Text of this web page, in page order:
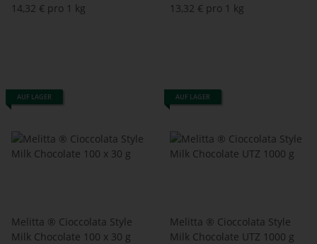
14,32 € pro 1 kg
13,32 € pro 1 kg
AUF LAGER
Melitta ® Cioccolata Style
Milk Chocolate 100 x 30 g
AUF LAGER
Melitta ® Cioccolata Style
Milk Chocolate UTZ 1000 g